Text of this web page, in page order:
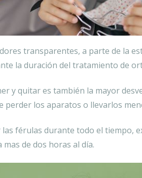
transparentes, a parte de la
la duración del tratamiento de
y quitar es también la mayor
perder los aparatos o llevarlos
férulas durante todo el tiempo,
de dos horas al día.